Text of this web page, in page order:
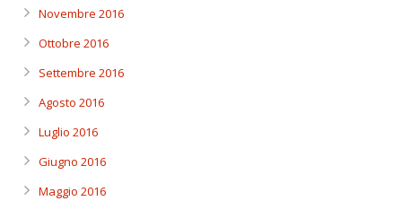
Novembre 2016
Ottobre 2016
Settembre 2016
Agosto 2016
Luglio 2016
Giugno 2016
Maggio 2016